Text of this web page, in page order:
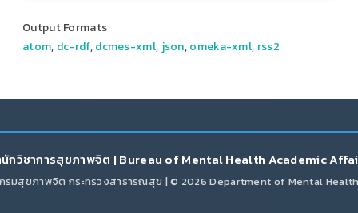
Output Formats
atom, dc-rdf,dcmes-xml, json,omeka-xml, rss2
กวิชาการสุขภาพจิต | Bureau of Mental Health Academic
รมสุขภาพจิต กระทรวงสาธารณสุข | © 2026 Department of Mental